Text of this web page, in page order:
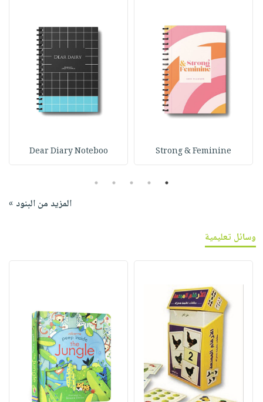
Strong & Feminine
Dear Diary Noteboo
1
2
3
4
5
المزيد من البنود »
وسائل تعليمية